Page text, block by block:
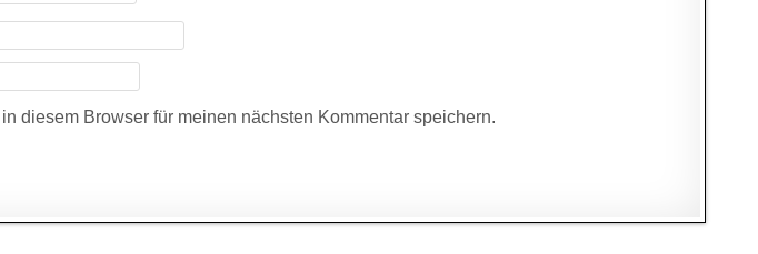
diesem Browser für meinen nächsten Kommentar speichern.